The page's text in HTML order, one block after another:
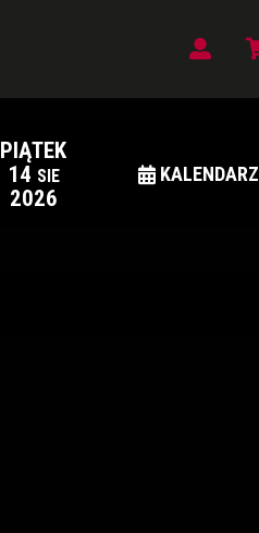
PIĄTEK
14 SIE
2026
KALENDARZ